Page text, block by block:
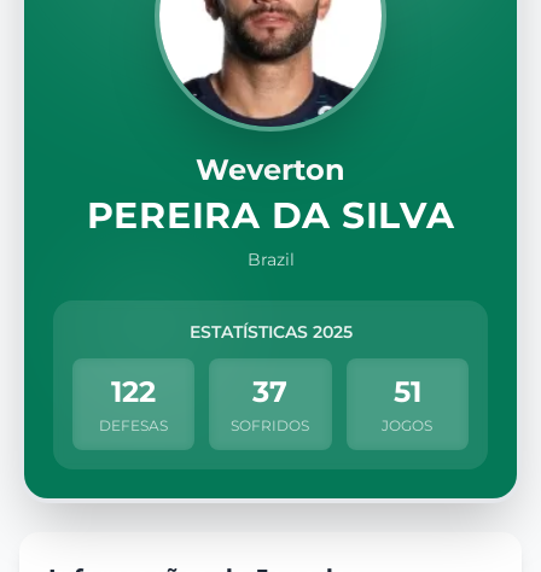
Weverton
PEREIRA DA SILVA
Brazil
ESTATÍSTICAS 2025
122
DEFESAS
37
SOFRIDOS
51
JOGOS